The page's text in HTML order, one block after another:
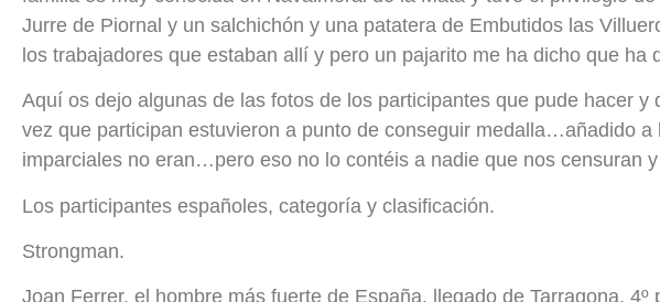
Jurre de Piornal y un salchichón y una patatera de Embutidos las
los trabajadores que estaban allí y pero un pajarito me ha dicho que
Aquí os dejo algunas de las fotos de los participantes que pude hacer
vez que participan estuvieron a punto de conseguir medalla…añadido
imparciales no eran…pero eso no lo contéis a nadie que nos censuran
Los participantes españoles, categoría y clasificación.
Strongman.
Joan Ferrer, el hombre más fuerte de España, llegado de Tarragona, 4º